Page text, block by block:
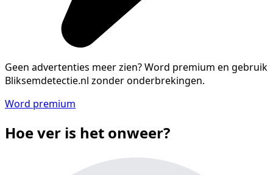
Geen advertenties meer zien?Word premium en gebruik
Bliksemdetectie.nl zonder onderbrekingen.
Word premium
Hoe ver is het onweer?